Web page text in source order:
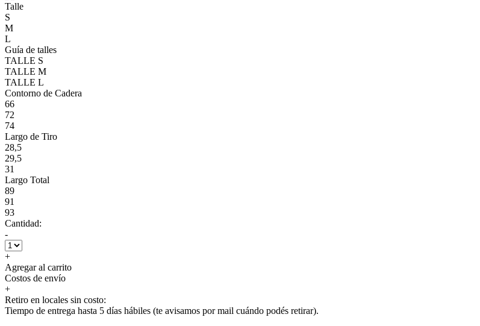
Talle
S
M
L
Guía de talles
TALLE S
TALLE M
TALLE L
Contorno de Cadera
66
72
74
Largo de Tiro
28,5
29,5
31
Largo Total
89
91
93
Cantidad:
-
+
Agregar al carrito
Costos de envío
+
Retiro en locales sin costo:
Tiempo de entrega hasta 5 días hábiles (te avisamos por mail cuándo podés retirar).